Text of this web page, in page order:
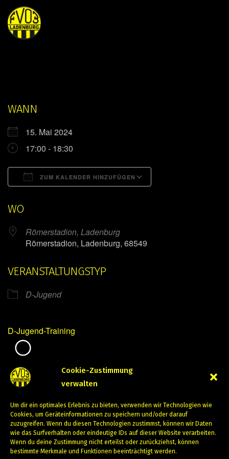
Cookie-Zustimmung
verwalten
Um dir ein optimales Erlebnis zu bieten, verwenden wir Technologien wie
Cookies, um Geräteinformationen zu speichern und/oder darauf
zuzugreifen. Wenn du diesen Technologien zustimmst, können wir Daten
wie das Surfverhalten oder eindeutige IDs auf dieser Website verarbeiten.
Wenn du deine Zustimmung nicht erteilst oder zurückziehst, können
bestimmte Merkmale und Funktionen beeinträchtigt werden.
WANN
15. Mai 2024
17:00 - 18:30
ZUM KALENDER HINZUFÜGEN
WO
Römerstadion, Ladenburg
Römerstadion, Ladenburg, 68549
VERANSTALTUNGSTYP
D-Jugend
D-Jugend-Training
Mai 15, 2024
PREVIOUS